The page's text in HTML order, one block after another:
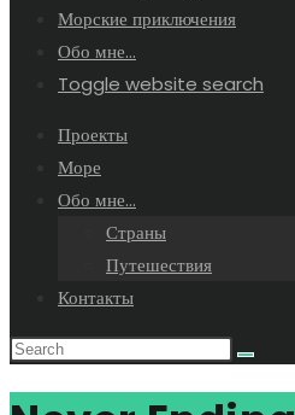
Морские приключения
Обо мне…
Toggle website search
Проекты
Море
Обо мне…
Страны
Путешествия
Контакты